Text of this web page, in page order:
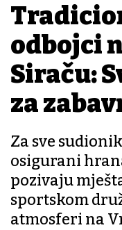
odbojci
Siraču:
za
Za sve
osigurani
pozivaju
sportskom
atmosferi na